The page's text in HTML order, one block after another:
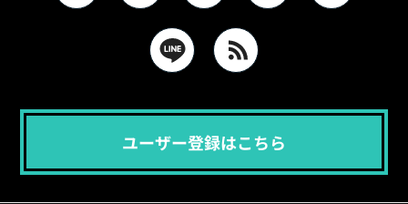
ユーザー登録はこちら